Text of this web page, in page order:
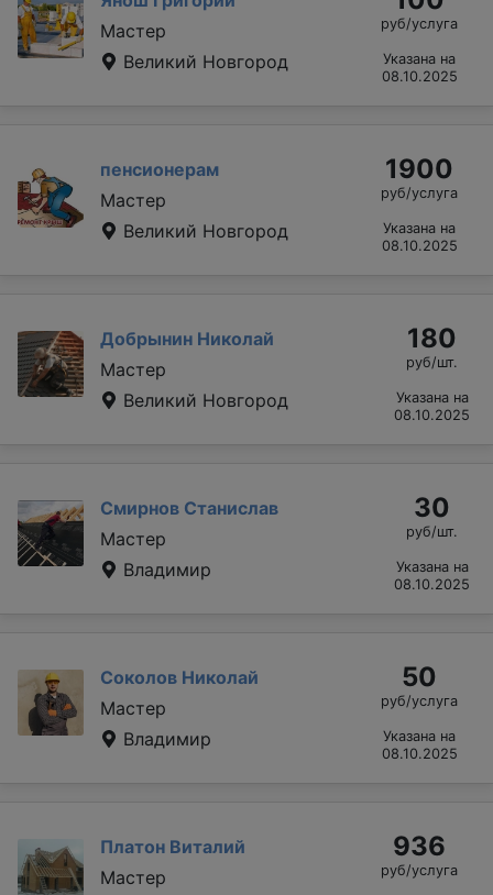
Мастер
Великий Новгород
руб/услуга
Указана на
08.10.2025
пенсионерам
Мастер
Великий Новгород
1900
руб/услуга
Указана на
08.10.2025
Добрынин Николай
Мастер
Великий Новгород
180
руб/шт.
Указана на
08.10.2025
Смирнов Станислав
Мастер
Владимир
30
руб/шт.
Указана на
08.10.2025
Соколов Николай
Мастер
Владимир
50
руб/услуга
Указана на
08.10.2025
Платон Виталий
Мастер
936
руб/услуга